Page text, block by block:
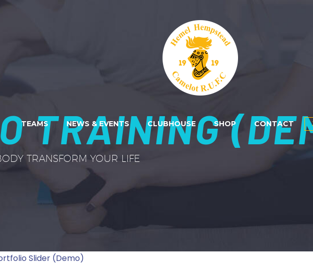
TEAMS NEWS & EVENTS CLUBHOUSE SHOP CONTACT
TRAINING
TRANSFORM YOUR LIFE
Slider (Demo)